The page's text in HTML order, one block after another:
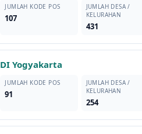
JUMLAH KODE POS
107
JUMLAH DESA /
KELURAHAN
431
DI Yogyakarta
JUMLAH KODE POS
91
JUMLAH DESA /
KELURAHAN
254